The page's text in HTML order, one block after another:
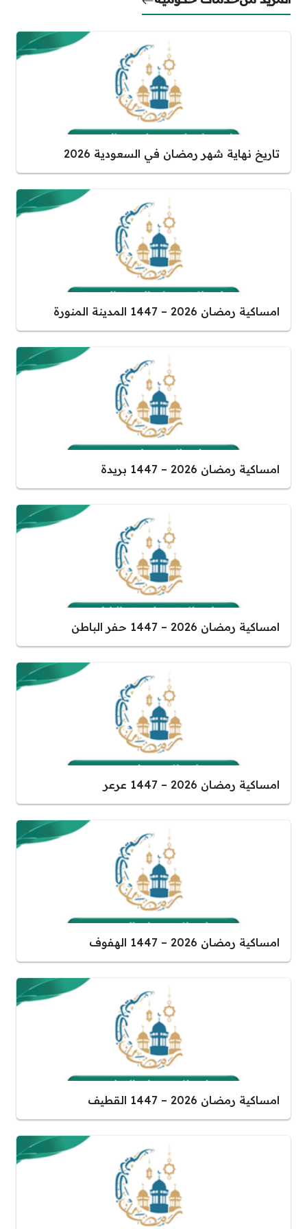
تاريخ نهاية شهر رمضان في السعودية 2026
امساكية رمضان 2026 – 1447 المدينة المنورة
امساكية رمضان 2026 – 1447 بريدة
امساكية رمضان 2026 – 1447 حفر الباطن
امساكية رمضان 2026 – 1447 عرعر
امساكية رمضان 2026 – 1447 الهفوف
امساكية رمضان 2026 – 1447 القطيف